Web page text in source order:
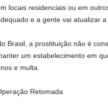
locais residenciais ou em
e a gente vai atualizar a
Brasil, a prostituição não é
um estabelecimento em
e multa.
Retomada